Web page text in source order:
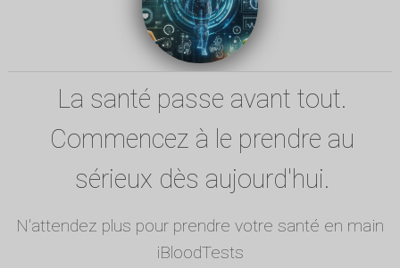
La santé passe avant tout.
Commencez à le prendre au
sérieux dès aujourd'hui.
N'attendez plus pour prendre votre santé en main
iBloodTests